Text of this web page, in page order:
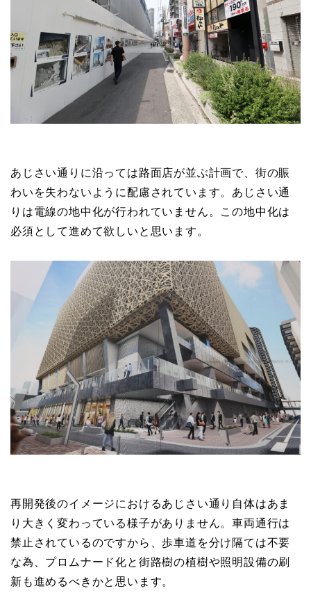
あじさい通りに沿っては路面店が並ぶ計画で、街の賑
わいを失わないように配慮されています。あじさい通
りは電線の地中化が行われていません。この地中化は
必須として進めて欲しいと思います。
再開発後のイメージにおけるあじさい通り自体はあま
り大きく変わっている様子がありません。車両通行は
禁止されているのですから、歩車道を分け隔ては不要
な為、プロムナード化と街路樹の植樹や照明設備の刷
新も進めるべきかと思います。